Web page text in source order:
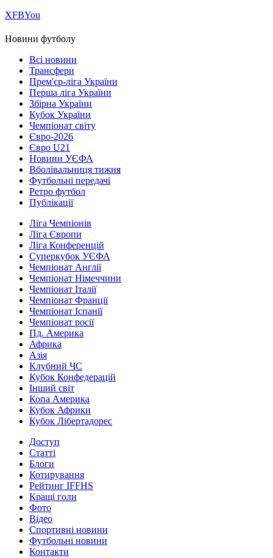
ХFBYou
Новини футболу
Всі новини
Трансфери
Прем'єр-ліга України
Перша ліга України
Збірна України
Кубок України
Чемпіонат світу
Євро-2026
Євро U21
Новини УЄФА
Вболівальниця тижня
Футбольні передачі
Ретро футбол
Публікації
Ліга Чемпіонів
Ліга Європи
Ліга Конференцій
Суперкубок УЄФА
Чемпіонат Англії
Чемпіонат Німеччини
Чемпіонат Італії
Чемпіонат Франції
Чемпіонат Іспанії
Чемпіонат росії
Пд. Америка
Африка
Азія
Клубний ЧС
Кубок Конфедерацій
Інший світ
Копа Америка
Кубок Африки
Кубок Лібертадорес
Доступ
Статті
Блоги
Котирування
Рейтинг IFFHS
Кращі голи
Фото
Відео
Спортивні новини
Футбольні новини
Контакти